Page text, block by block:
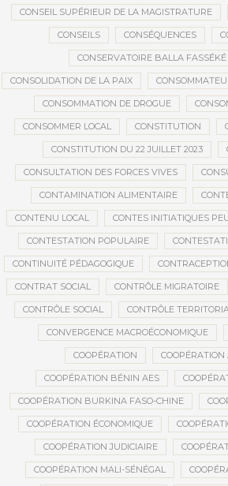
CONSEIL SUPÉRIEUR DE LA MAGISTRATURE
CONSEILS CONSÉQUENCES
CONSERVATOIRE BALLA
CONSOLIDATION DE LA PAIX
CONSOMMATION DE DROGUE
CONSOMMER LOCAL CONSTITUTION
CONSTITUTION DU 22 JUILLET 2023
CONSULTATION DES FORCES VIVES
CONTAMINATION ALIMENTAIRE
CONTENU LOCAL CONTES INITIATIQUES
CONTESTATION POPULAIRE
CONTINUITÉ PÉDAGOGIQUE
CONTRAT SOCIAL CONTRÔLE MIGRATOIRE
CONTRÔLE SOCIAL CONTRÔLE
CONVERGENCE MACROÉCONOMIQUE
COOPÉRATION COOPÉRATION
COOPÉRATION BÉNIN AES
COOPÉRATION BURKINA FASO-CHINE
COOPÉRATION ÉCONOMIQUE
COOPÉRATION JUDICIAIRE
COOPÉRATION MALI-SÉNÉGAL